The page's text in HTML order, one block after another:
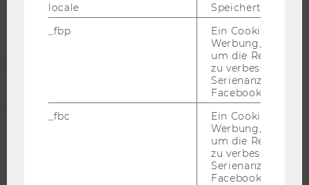
ALUMNI
MITARBEITENDE
locale
Speichert
_fbp
Ein Cookie für
Werbung, das
um die Relevanz
zu verbessern
Facebook
_fbc
Ein Cookie für
Werbung, das
um die Relevanz
zu verbessern
Facebook